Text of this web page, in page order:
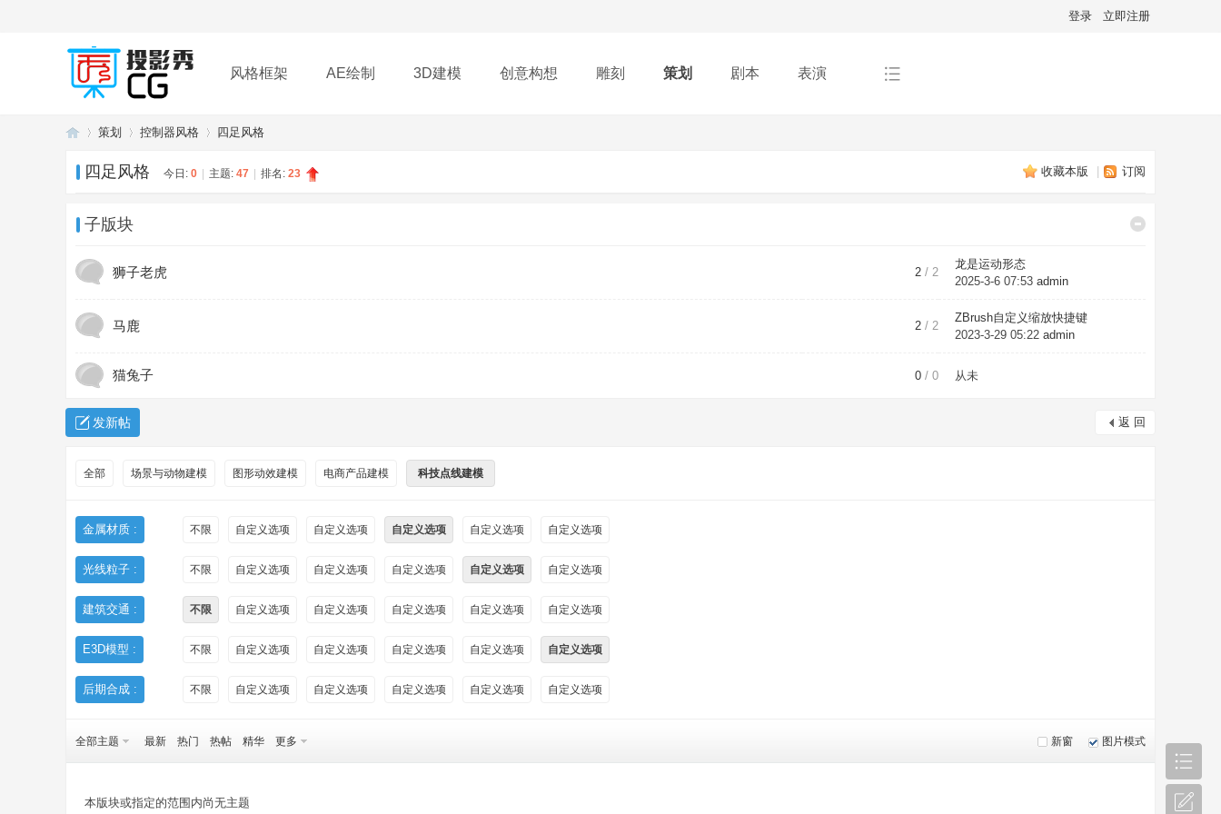
登录 立即注册
风格框架 AE绘制 3D建模 创意构想 雕刻 策划 剧本 表演
插件 帮助 下载
策划 控制器风格 四足风格
收藏本版 订阅
四足风格 今日: 0 主题: 47 排名: 23
子版块
狮子老虎 2 / 2
龙是运动形态
2025-3-6 07:53 admin
马鹿 2 / 2
ZBrush自定义缩放快捷键
2023-3-29 05:22 admin
猫兔子 0 / 0 从未
返 回
发新帖
全部 场景与动物建模 图形动效建模 电商产品建模 科技点线建模
金属材质 : 不限 自定义选项 自定义选项 自定义选项 自定义选项 自定义选项
光线粒子 : 不限 自定义选项 自定义选项 自定义选项 自定义选项 自定义选项
建筑交通 : 不限 自定义选项 自定义选项 自定义选项 自定义选项 自定义选项
E3D模型 : 不限 自定义选项 自定义选项 自定义选项 自定义选项 自定义选项
后期合成 : 不限 自定义选项 自定义选项 自定义选项 自定义选项 自定义选项
新窗
全部主题 最新 热门 热帖 精华 更多 图片模式
本版块或指定的范围内尚无主题